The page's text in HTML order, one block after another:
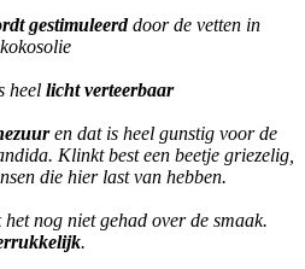
gestimuleerddoor de vetten in
kokosolie
licht verteerbaar
en dat is heel gunstig voor de
Klinkt best een beetje griezelig,
die hier last van hebben.
nog niet gehad over de smaak.
.